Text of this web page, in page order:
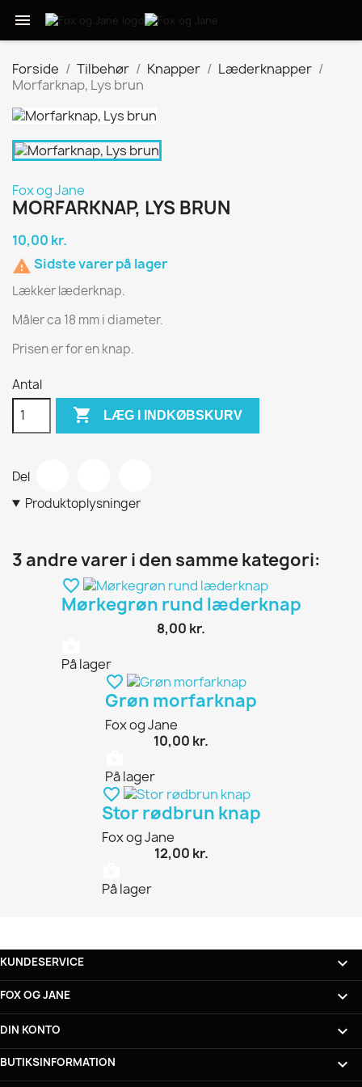

Forside Tilbehør Knapper
Læderknapper
Morfarknap, Lys brun
Fox og Jane
MORFARKNAP, LYS BRUN
10,00 kr.
 Sidste varer på lager
Lækker læderknap.
Måler ca 18 mm i diameter.
Prisen er for en knap.
Antal
 LÆG I INDKØBSKURV
Del
Produktoplysninger
3 andre varer i den samme kategori:
favorite_border
Mørkegrøn rund læderknap
8,00 kr.
På lager
favorite_border
Grøn morfarknap
Fox og Jane
10,00 kr.
På lager
favorite_border
Stor rødbrun knap
Fox og Jane
12,00 kr.
På lager
KUNDESERVICE 
FOX OG JANE 
DIN KONTO 
BUTIKSINFORMATION keyboard_arrow_down